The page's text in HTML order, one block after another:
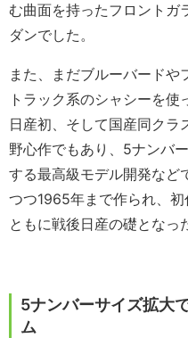
む曲面を持ったフロントガ
ダンでした。
また、まだブルーバードや
トラック系のシャシーを使
日産初、そして国産同クラ
野心作でもあり、5ナンバ
する最高級モデル開発など
つつ1965年まで作られ、
ともに戦後日産の礎となっ
5ナンバーサイズ拡大
ム